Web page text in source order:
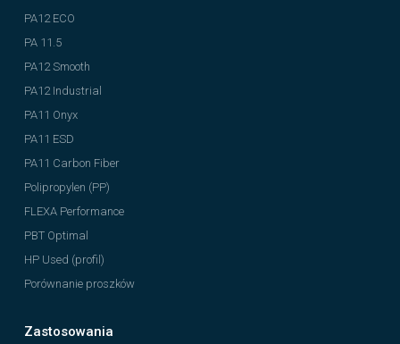
PA12 ECO
PA 11.5
PA12 Smooth
PA12 Industrial
PA11 Onyx
PA11 ESD
PA11 Carbon Fiber
Polipropylen (PP)
FLEXA Performance
PBT Optimal
HP Used (profil)
Porównanie proszków
Zastosowania